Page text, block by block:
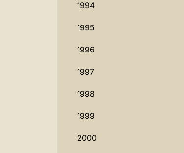
1994
1995
1996
1997
1998
1999
2000